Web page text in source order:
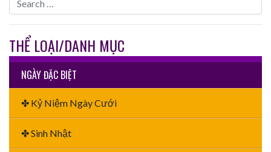
THỂ LOẠI/DANH MỤC
NGÀY ĐẶC BIỆT
✤ Kỷ Niệm Ngày Cưới
✤ Sinh Nhật